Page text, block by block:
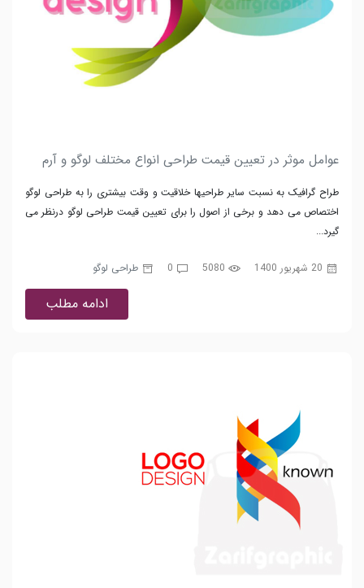
عوامل موثر در تعیین قیمت طراحی انواع مختلف لوگو و آرم
طراح گرافیک به نسبت سایر طراحیها خلاقیت و وقت بیشتری را به طراحی لوگو
اختصاص می دهد و برخی از اصول را برای تعیین قیمت طراحی لوگو درنظر می
گیرد...
20 شهریور 1400 5080
0 طراحی لوگو
ادامه مطلب